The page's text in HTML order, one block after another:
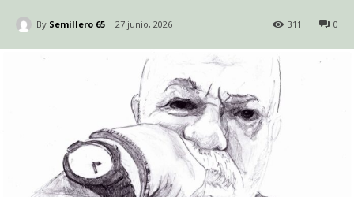
By Semillero 65 27 junio, 2026 0
311